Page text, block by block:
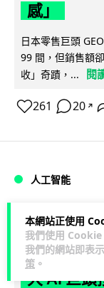
本網站正使用
我們使用
我們的網站即表
策 。
感」
日本零售巨頭
99 間，但銷售額
收」奇蹟，...
閱
261 20 ↗
人工智能
Vin 2 日
Meta AI
大 AI 巨頭